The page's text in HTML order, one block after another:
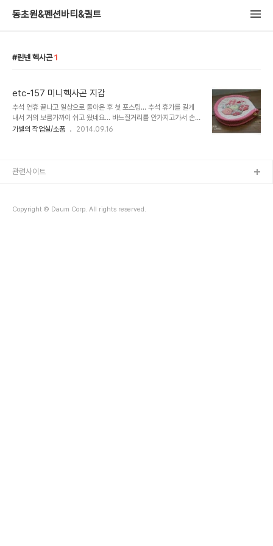
동초원&펜션바티&퀼트
린넨 헥사곤 1
etc-157 미니헥사곤 지갑
추석 연휴 끝나고 일상으로 돌아온 후 첫 포스팅... 추석 휴가를 길게
내서 거의 보름가까이 쉬고 왔네요... 바느질거리를 안가지고가서 손이
어찌나 근질거리던지..^^;; 바느질금단현상때문에 많이 힘들었어요..ㅋ
가벨의 작업실/소품 2014.09.16
Copyright © Daum Corp. All rights reserved.
관련사이트